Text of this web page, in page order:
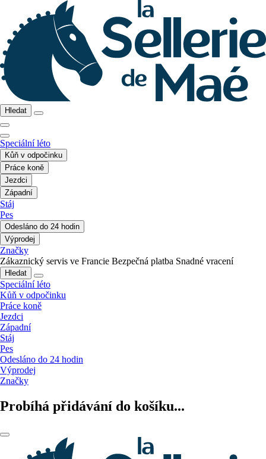
Hledat
Speciální léto
Kůň v odpočinku
Práce koně
Jezdci
Západní
Stáj
Pes
Odesláno do 24 hodin
Výprodej
Značky
Zákaznický servis ve Francie Bezpečná platba Snadné vracení
Hledat
Speciální léto
Kůň v odpočinku
Práce koně
Jezdci
Západní
Stáj
Pes
Odesláno do 24 hodin
Výprodej
Značky
Probíhá přidávání do košíku...